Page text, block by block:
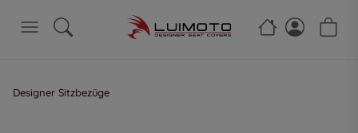
Designer Sitzbezüge